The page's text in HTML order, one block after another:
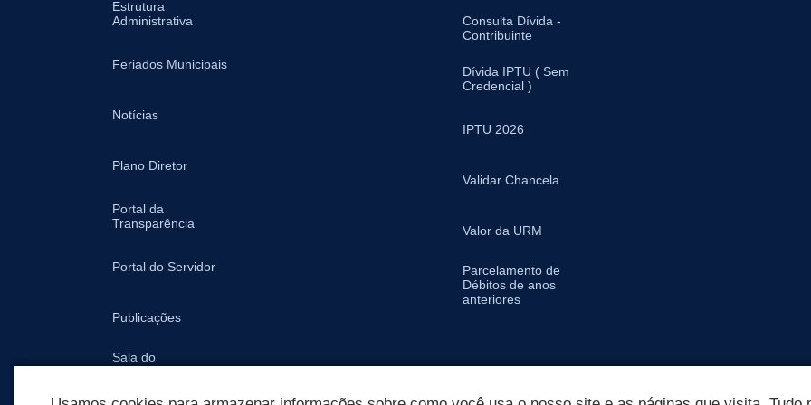
Estrutura
Administrativa
Feriados Municipais
Notícias
Plano Diretor
Portal da
Transparência
Portal do Servidor
Publicações
Sala do
Consulta Dívida -
Contribuinte
Dívida IPTU ( Sem
Credencial )
IPTU 2026
Validar Chancela
Valor da URM
Parcelamento de
Débitos de anos
anteriores